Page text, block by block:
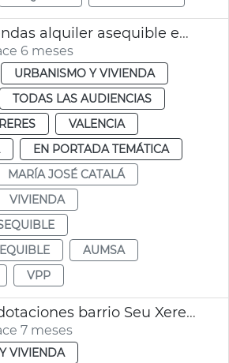
Nuevas viviendas alquiler asequible en La Punta València
6 meses
URBANISMO Y VIVIENDA
TODAS LAS AUDIENCIAS
VALENCIA
EN PORTADA TEMÁTICA
MARÍA JOSÉ CATALÁ
VIVIENDA
AUMSA
VPP
Viviendas y dotaciones barrio Seu Xerea València
7 meses
VIVIENDA